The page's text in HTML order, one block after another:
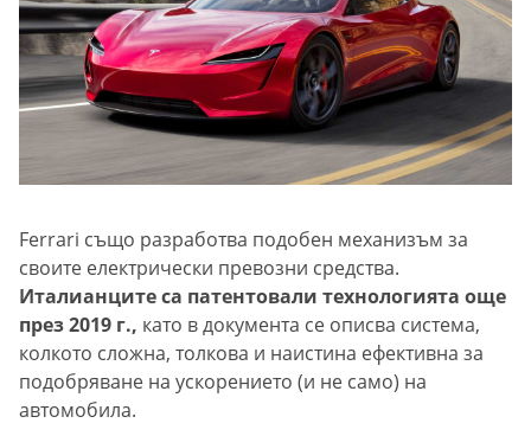
Ferrari също разработва подобен механизъм за
своите електрически превозни средства.
Италианците са патентовали технологията още
през 2019 г., като в документа се описва система,
колкото сложна, толкова и наистина ефективна за
подобряване на ускорението (и не само) на
автомобила.